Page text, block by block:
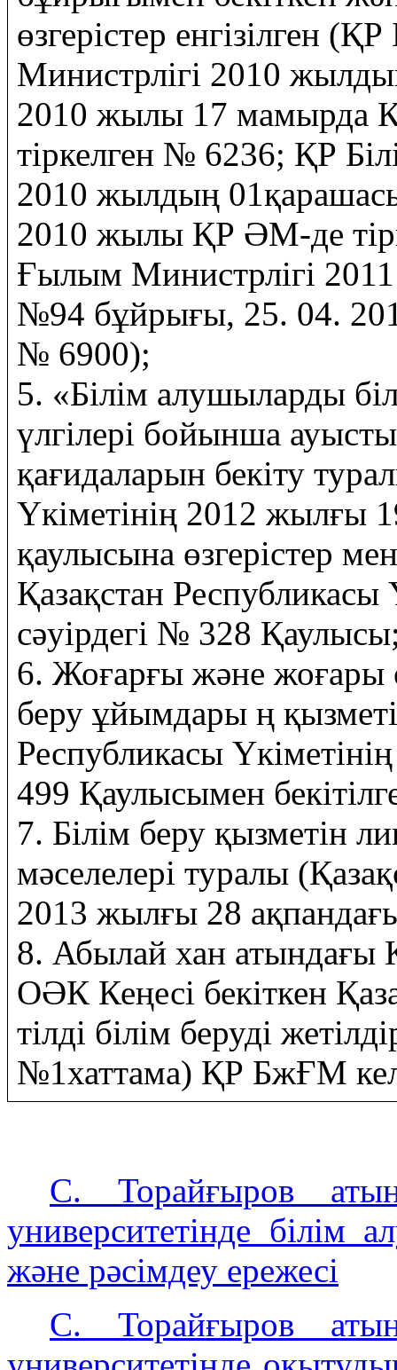
өзгерістер енгізілген
Министрлігі 2010
2010 жылы 17 мамырда
тіркелген № 6236; ҚР
2010 жылдың
2010 жылы ҚР ӘМ-де
Ғылым Министрлігі
№94 бұйрығы, 25. 04.
№ 6900);
5. «Білім алушыларды
үлгілері бойынша
қағидаларын бекіту
Үкіметінің 2012 жылғы
қаулысына өзгерістер
Қазақстан
сәуірдегі № 328
6. Жоғарғы және жоғары
беру ұйымдары ң
Республикасы
499 Қаулысымен
7. Білім беру қызметін
мәселелері туралы
2013 жылғы 28
8. Абылай хан атындағы
ОӘК Кеңесі бекіткен
тілді білім беруді
№1хаттама) ҚР БжҒМ
C. Торайғыров
университетінде білім
және рәсімдеу ережесі
C. Торайғыров